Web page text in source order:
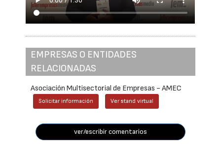
EMPRESAS O ENTIDADES
RELACIONADAS
Asociación Multisectorial de Empresas - AMEC
Solicitar información Ver stand virtual
ver/escribir comentarios